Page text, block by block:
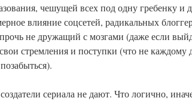
чешущей всех под одну гребенку и
влияние соцсетей, радикальных
не дружащий с мозгами (даже если
стремления и поступки (что не каждому
сериала не дают. Что логично,